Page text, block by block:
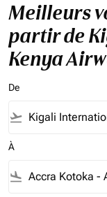
Meilleurs
partir de
Kenya
De
flight_takeoff
À
flight_land